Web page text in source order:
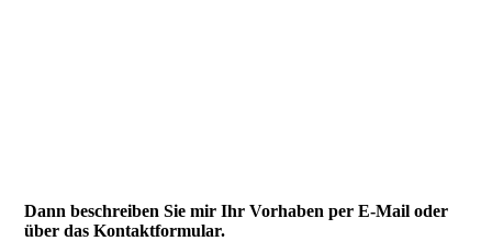
Dann beschreiben Sie mir Ihr Vorhaben per E-Mail oder
über das Kontakt­formular.